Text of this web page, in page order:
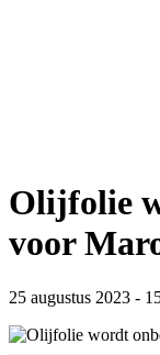
Olijfolie
voor
25 augustus 2023 -